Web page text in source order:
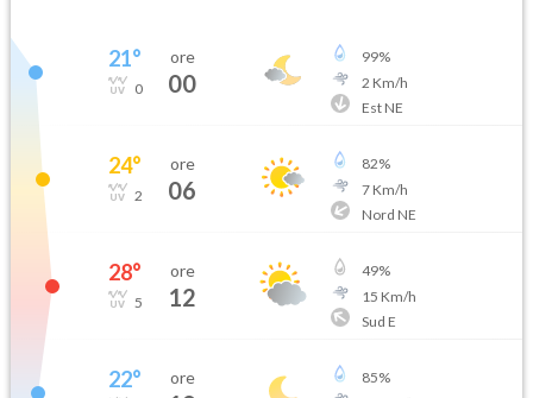
21°
0
ore
00
99%
2 Km/h
Est NE
24°
2
ore
06
82%
7Km/h
Nord NE
28°
5
ore
12
49%
15 Km/h
Sud E
22° ore 85%